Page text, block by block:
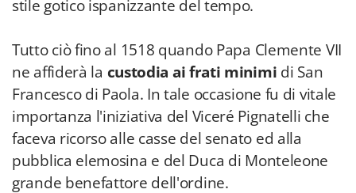
stile gotico ispanizzante del tempo.
Tutto ciò fino al 1518 quando Papa Clemente VII
ne affiderà la custodia ai frati minimi di San
Francesco di Paola. In tale occasione fu di vitale
importanza l'iniziativa del Viceré Pignatelli che
faceva ricorso alle casse del senato ed alla
pubblica elemosina e del Duca di Monteleone
grande benefattore dell'ordine.